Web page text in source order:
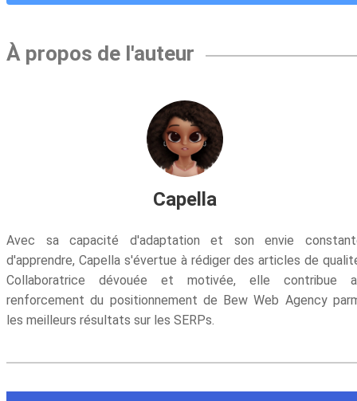
À propos de l'auteur
Capella
Avec sa capacité d'adaptation et son envie
d'apprendre, Capella s'évertue à rédiger des articles de
Collaboratrice dévouée et motivée, elle contribue
renforcement du positionnement de Bew Web Agency
les meilleurs résultats sur les SERPs.